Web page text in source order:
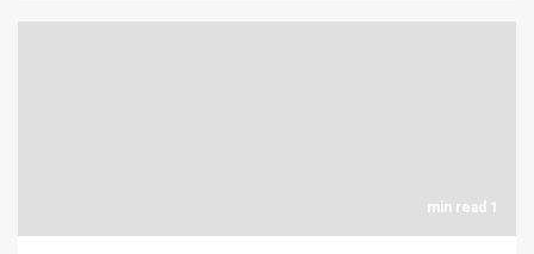
1 min read